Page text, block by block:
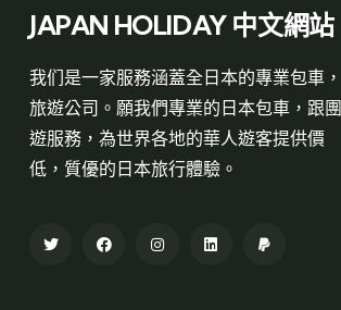
JAPAN HOLIDAY 中文網站
我们是一家服務涵蓋全日本的專業包車，
旅遊公司。願我們專業的日本包車，跟團
遊服務，為世界各地的華人遊客提供價
低，質優的日本旅行體驗。